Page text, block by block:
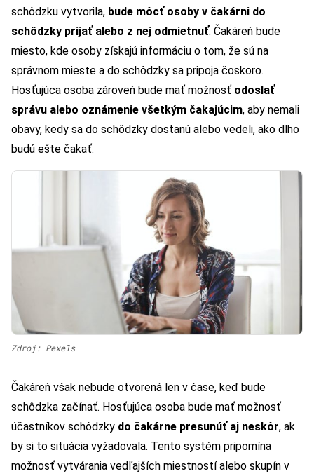
schôdzku vytvorila, bude môcť osoby v čakárni do
schôdzky prijať alebo z nej odmietnuť. Čakáreň bude
miesto, kde osoby získajú informáciu o tom, že sú na
správnom mieste a do schôdzky sa pripoja čoskoro.
Hosťujúca osoba zároveň bude mať možnosť odoslať
správu alebo oznámenie všetkým čakajúcim, aby nemali
obavy, kedy sa do schôdzky dostanú alebo vedeli, ako dlho
budú ešte čakať.
Zdroj: Pexels
Čakáreň však nebude otvorená len v čase, keď bude
schôdzka začínať. Hosťujúca osoba bude mať možnosť
účastníkov schôdzky do čakárne presunúť aj neskôr, ak
by si to situácia vyžadovala. Tento systém pripomína
možnosť vytvárania vedľajších miestností alebo skupín v